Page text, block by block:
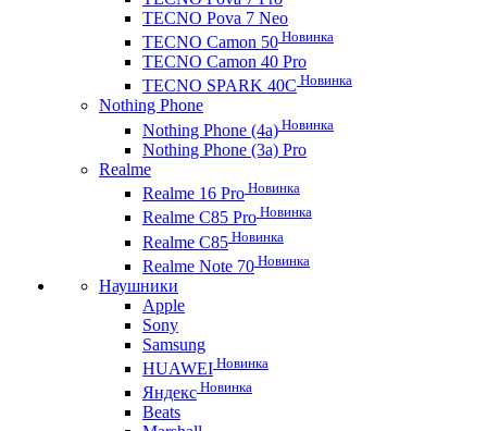
TECNO Pova 7 Neo
TECNO Camon 50 Новинка
TECNO Camon 40 Pro
TECNO SPARK 40C Новинка
Nothing Phone
Nothing Phone (4a) Новинка
Nothing Phone (3a) Pro
Realme
Realme 16 Pro Новинка
Realme C85 Pro Новинка
Realme C85 Новинка
Realme Note 70 Новинка
Наушники
Apple
Sony
Samsung
HUAWEI Новинка
Яндекс Новинка
Beats